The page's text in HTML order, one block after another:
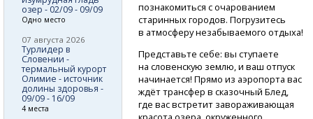
познакомиться с очарованием
старинных городов. Погрузитесь
в атмосферу незабываемого отдыха!
Представьте себе: вы ступаете
на словенскую землю, и ваш отпуск
начинается! Прямо из аэропорта вас
ждёт трансфер в сказочный Блед,
где вас встретит завораживающая
озер - 02/09 - 09/09
Одно место
07 августа 2026
Турлидер в
Словении -
термальный курорт
Олимие - источник
долины здоровья -
09/09 - 16/09
4 места